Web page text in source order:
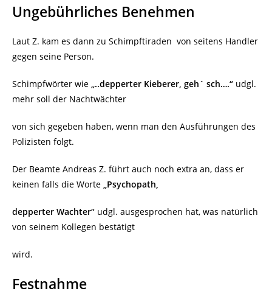
Ungebührliches Benehmen
Laut Z. kam es dann zu Schimpftiraden von seitens Handler
gegen seine Person.
Schimpfwörter wie „..depperter Kieberer, geh´ sch….“ udgl.
mehr soll der Nachtwächter
von sich gegeben haben, wenn man den Ausführungen des
Polizisten folgt.
Der Beamte Andreas Z. führt auch noch extra an, dass er
keinen falls die Worte „Psychopath,
depperter Wachter“ udgl. ausgesprochen hat, was natürlich
von seinem Kollegen bestätigt
wird.
Festnahme